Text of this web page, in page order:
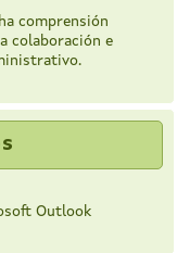
comprensión
colaboración e
Outlook